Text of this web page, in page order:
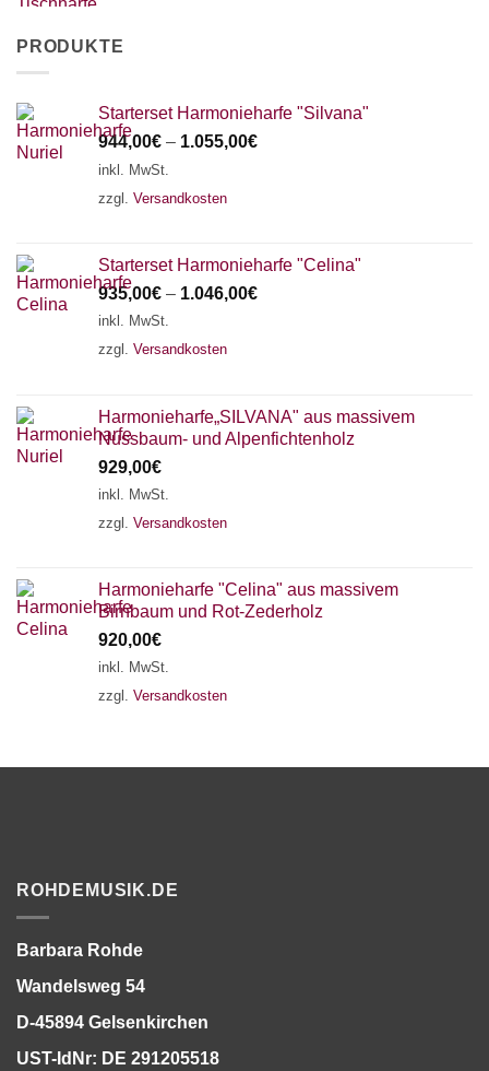
PRODUKTE
Starterset Harmonieharfe "Silvana"
944,00€ – 1.055,00€
inkl. MwSt.
zzgl. Versandkosten
Starterset Harmonieharfe "Celina"
935,00€ – 1.046,00€
inkl. MwSt.
zzgl. Versandkosten
Harmonieharfe„SILVANA" aus massivem
Nussbaum- und Alpenfichtenholz
929,00€
inkl. MwSt.
zzgl. Versandkosten
Harmonieharfe "Celina" aus massivem
Birnbaum und Rot-Zederholz
920,00€
inkl. MwSt.
zzgl. Versandkosten
ROHDEMUSIK.DE
Barbara Rohde
Wandelsweg 54
D-45894 Gelsenkirchen
UST-IdNr: DE 291205518